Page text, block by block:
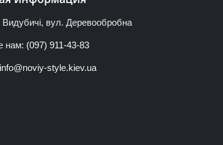
Видубичі, вул. Деревообробна
нам: (097) 911-43-83
info@noviy-style.kiev.ua